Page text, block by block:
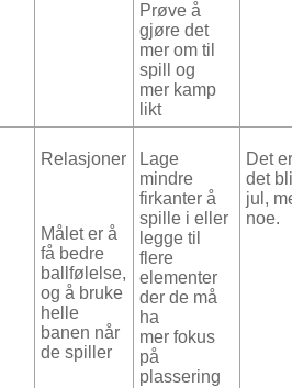
Prøve å
gjøre det
mer om til
spill og
mer kamp
likt
Relasjoner
Målet er å
få bedre
ballfølelse,
og å bruke
helle
banen når
de spiller
Lage
mindre
firkanter å
spille i eller
legge til
flere
elementer
der de må
ha
mer fokus
på
plassering
Det
det
jul,
noe.